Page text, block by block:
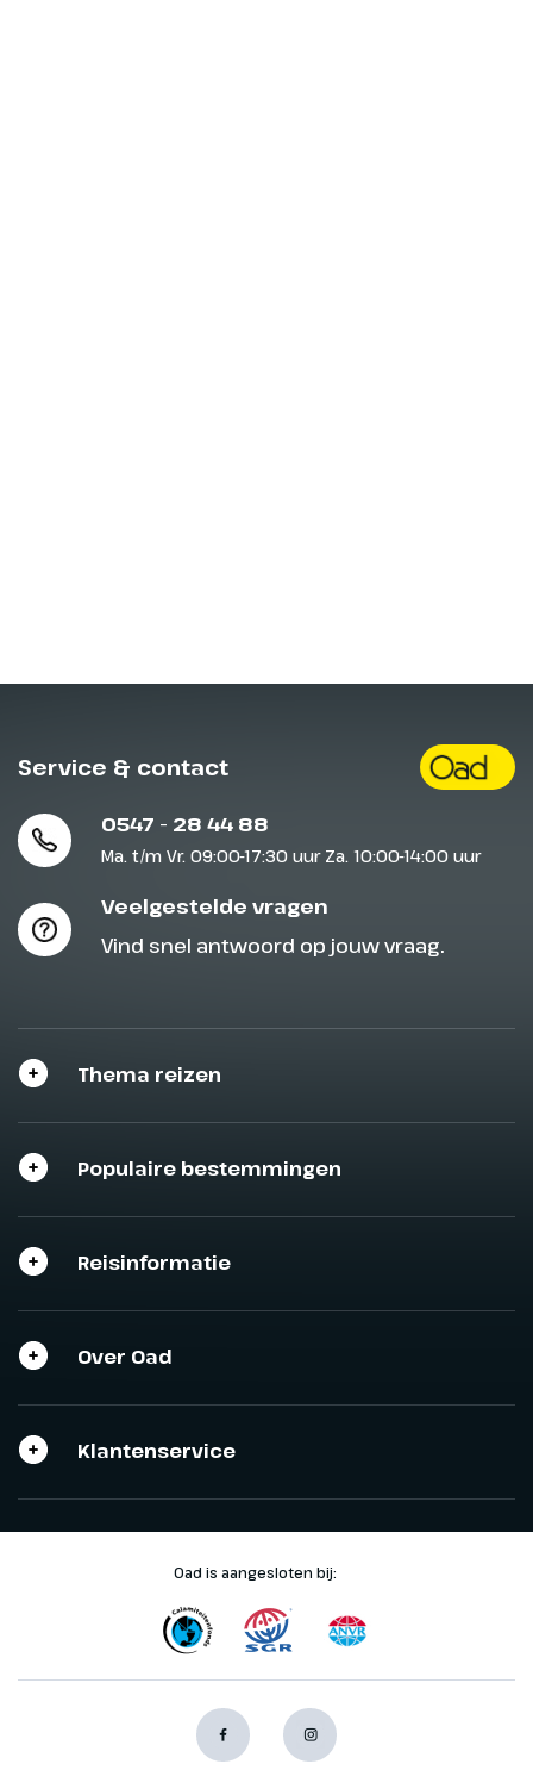
Sluit het programma
Sluiten
Sluiten
Service & contact
0547 - 28 44 88
Ma. t/m Vr. 09:00-17:30 uur Za. 10:00-14:00 uur
Veelgestelde vragen
Vind snel antwoord op jouw vraag.
Thema reizen
Populaire bestemmingen
Reisinformatie
Over Oad
Klantenservice
Oad is aangesloten bij: